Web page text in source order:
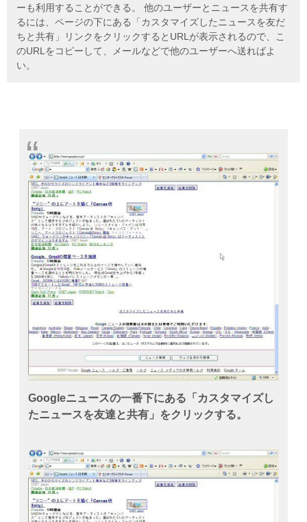
ーも利用することができる。 他のユーザーとニュースを共有す
るには、ページの下にある「カスタマイズしたニュースを友だ
ちと共有」リンクをクリックするとURLが表示されるので、こ
のURLをコピーして、メールなどで他のユーザーへ送ればよ
い。
Googleニュースの一番下にある「カスタマイズし
たニュースを友達と共有」をクリックする。